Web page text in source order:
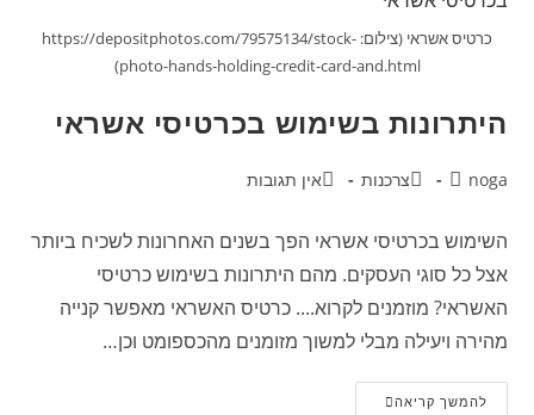
כרטיס אשראי (צילום: https://depositphotos.com/79575134/stock-
photo-hands-holding-credit-card-and.html)
היתרונות בשימוש בכרטיסי אשראי
noga צרכנות אין תגובות
השימוש בכרטיסי אשראי הפך בשנים האחרונות לשכיח ביותר
אצל כל סוגי העסקים. מהם היתרונות בשימוש כרטיסי
האשראי? מוזמנים לקרוא.... כרטיס האשראי מאפשר קנייה
מהירה ויעילה מבלי למשוך מזומנים מהכספומט וכן…
להמשך קריאה